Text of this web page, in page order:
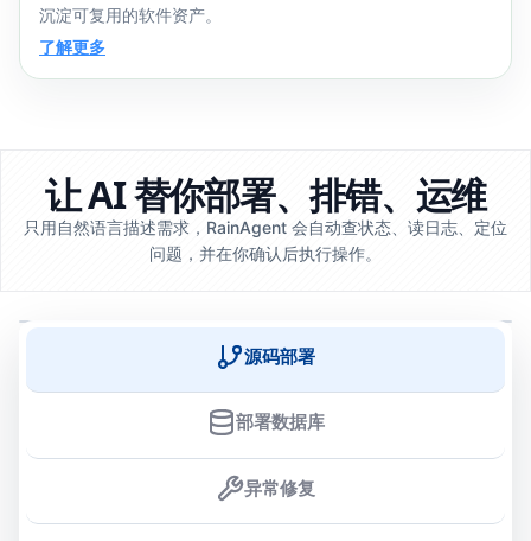
沉淀可复用的软件资产。
了解更多
让 AI 替你部署、排错、运维
只用自然语言描述需求，RainAgent 会自动查状态、读日志、定位
问题，并在你确认后执行操作。
源码部署
部署数据库
异常修复